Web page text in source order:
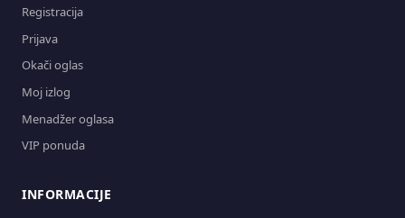
Registracija
Prijava
Okači oglas
Moj izlog
Menadžer oglasa
VIP ponuda
INFORMACIJE